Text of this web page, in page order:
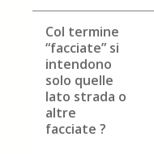
Col termine
“facciate” si
intendono
solo quelle
lato strada o
altre
facciate ?